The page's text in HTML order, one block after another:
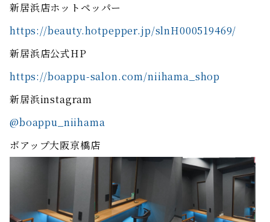
新居浜店ホットペッパー
https://beauty.hotpepper.jp/slnH000519469/
新居浜店公式HP
https://boappu-salon.com/niihama_shop
新居浜instagram
@boappu_niihama
ボアップ大阪京橋店